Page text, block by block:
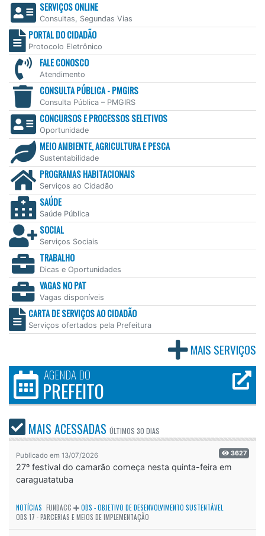
SERVIÇOS ONLINE
Consultas, Segundas Vias
PORTAL DO CIDADÃO
Protocolo Eletrônico
FALE CONOSCO
Atendimento
CONSULTA PÚBLICA - PMGIRS
Consulta Pública – PMGIRS
CONCURSOS E PROCESSOS SELETIVOS
Oportunidade
MEIO AMBIENTE, AGRICULTURA E PESCA
Sustentabilidade
PROGRAMAS HABITACIONAIS
Serviços ao Cidadão
SAÚDE
Saúde Pública
SOCIAL
Serviços Sociais
TRABALHO
Dicas e Oportunidades
VAGAS NO PAT
Vagas disponíveis
CARTA DE SERVIÇOS AO CIDADÃO
Serviços ofertados pela Prefeitura
MAIS SERVIÇOS
AGENDA DO
PREFEITO
MAIS ACESSADAS ÚLTIMOS 30 DIAS
Publicado em 13/07/2026 3627
27º festival do camarão começa nesta quinta-feira em
caraguatatuba
NOTÍCIAS FUNDACC
ODS - OBJETIVO DE DESENVOLVIMENTO SUSTENTÁVEL
ODS 17 - PARCERIAS E MEIOS DE IMPLEMENTAÇÃO